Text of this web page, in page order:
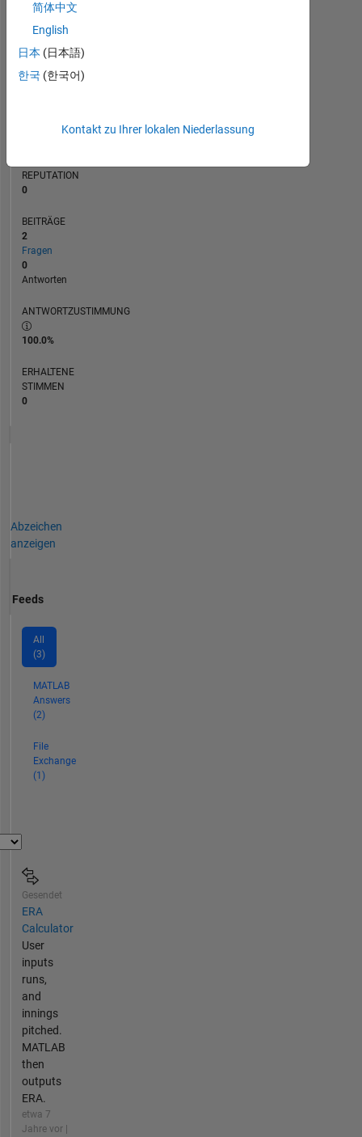
0
REPUTATION
0
BEITRÄGE
2
Fragen
0
Antworten
ANTWORTZUSTIMMUNG
100.0%
ERHALTENE
STIMMEN
0
Abzeichen
anzeigen
Feeds
All
(3)
MATLAB
Answers
(2)
File
Exchange
(1)
Gesendet
ERA
Calculator
User
inputs
runs,
and
innings
pitched.
MATLAB
then
outputs
ERA.
etwa 7
Jahre vor |
简体中文
English
日本 (日本語)
한국 (한국어)
Kontakt zu Ihrer lokalen Niederlassung